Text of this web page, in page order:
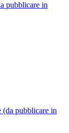
pubblicare in
(da pubblicare in